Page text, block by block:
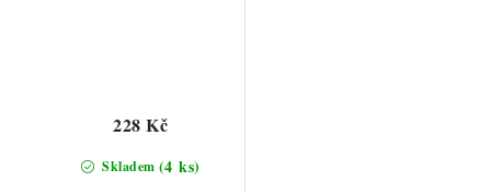
Skladem (4 ks)
228 Kč